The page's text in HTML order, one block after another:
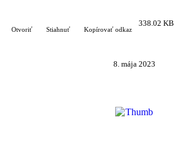
Otvoriť Stiahnuť Kopírovať odkaz
338.02 KB
8. mája 2023